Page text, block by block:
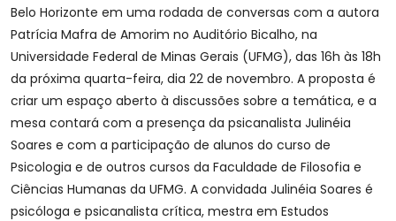
Belo Horizonte em uma rodada de conversas com a autora
Patrícia Mafra de Amorim no Auditório Bicalho, na
Universidade Federal de Minas Gerais (UFMG), das 16h às 18h
da próxima quarta-feira, dia 22 de novembro. A proposta é
criar um espaço aberto à discussões sobre a temática, e a
mesa contará com a presença da psicanalista Julinéia
Soares e com a participação de alunos do curso de
Psicologia e de outros cursos da Faculdade de Filosofia e
Ciências Humanas da UFMG. A convidada Julinéia Soares é
psicóloga e psicanalista crítica, mestra em Estudos